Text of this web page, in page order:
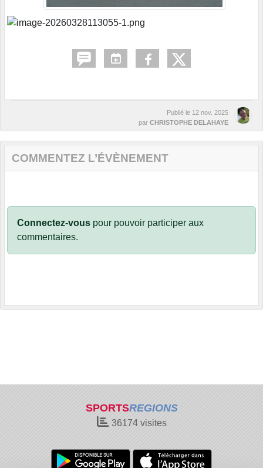
Publié le 12 nov. 2025
par CHRISTOPHE DELAHAYE
COMMENTEZ L’ÉVÈNEMENT
Connectez-vous pour pouvoir participer aux
commentaires.
SPORTSREGIONS
36174visites